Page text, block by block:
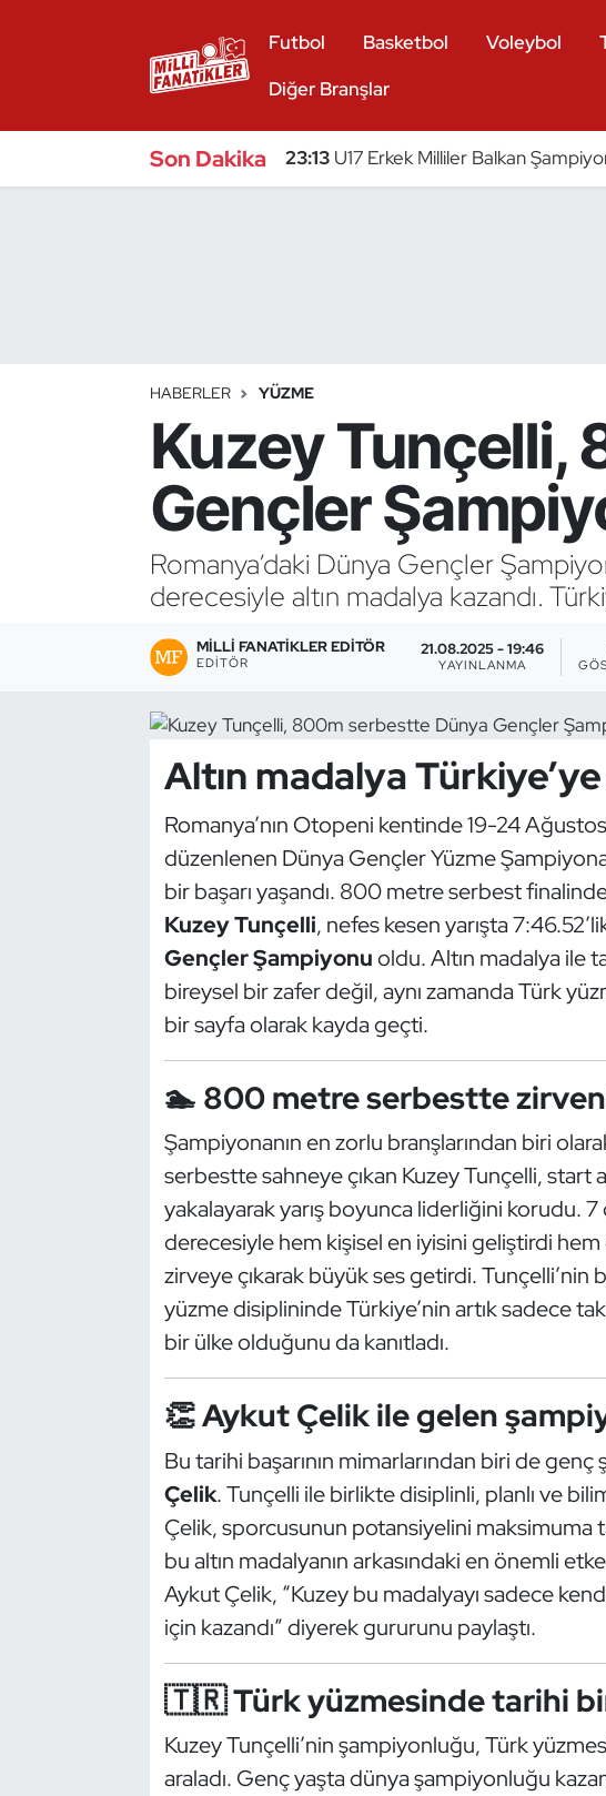
Futbol Basketbol Voleybol
Diğer Branşlar
Son Dakika 23:13 U17 Erkek Milliler Balkan
HABERLER YÜZME
Kuzey Tunçelli,
Gençler
Romanya’daki Dünya Gençler
derecesiyle altın madalya kazandı.
MILLI FANATIKLER EDITÖR
EDITÖR
21.08.2025 - 19:46
YAYINLANMA
Altın madalya
Romanya’nın Otopeni kentinde 19-24
düzenlenen Dünya Gençler Yüzme
bir başarı yaşandı. 800 metre serbest
Kuzey Tunçelli, nefes kesen yarışta
Gençler Şampiyonuoldu. Altın madalya ile
bireysel bir zafer değil, aynı zamanda Türk
bir sayfa olarak kayda geçti.
🏊 800 metre serbestte
Şampiyonanın en zorlu branşlarından biri
serbestte sahneye çıkan Kuzey Tunçelli, start
yakalayarak yarış boyunca liderliğini korudu.
derecesiyle hem kişisel en iyisini geliştirdi
zirveye çıkarak büyük ses getirdi. Tunçelli’nin
yüzme disiplininde Türkiye’nin artık sadece
bir ülke olduğunu da kanıtladı.
👏 Aykut Çelik ile gelen
Bu tarihi başarının mimarlarından biri de
Çelik. Tunçelli ile birlikte disiplinli, planlı ve
Çelik, sporcusunun potansiyelini maksimuma
bu altın madalyanın arkasındaki en önemli
Aykut Çelik, “Kuzey bu madalyayı sadece
için kazandı” diyerek gururunu paylaştı.
🇹🇷 Türk yüzmesinde tarihi
Kuzey Tunçelli’nin şampiyonluğu, Türk
araladı. Genç yaşta dünya şampiyonluğu
Bocce Bowling Dart
Buz Hokeyi
Dövüş Sanatı
Hava Sporları
Judo ve Kuraş